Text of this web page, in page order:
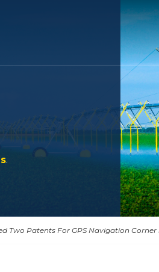
.
Two Patents For GPS Navigation Corner